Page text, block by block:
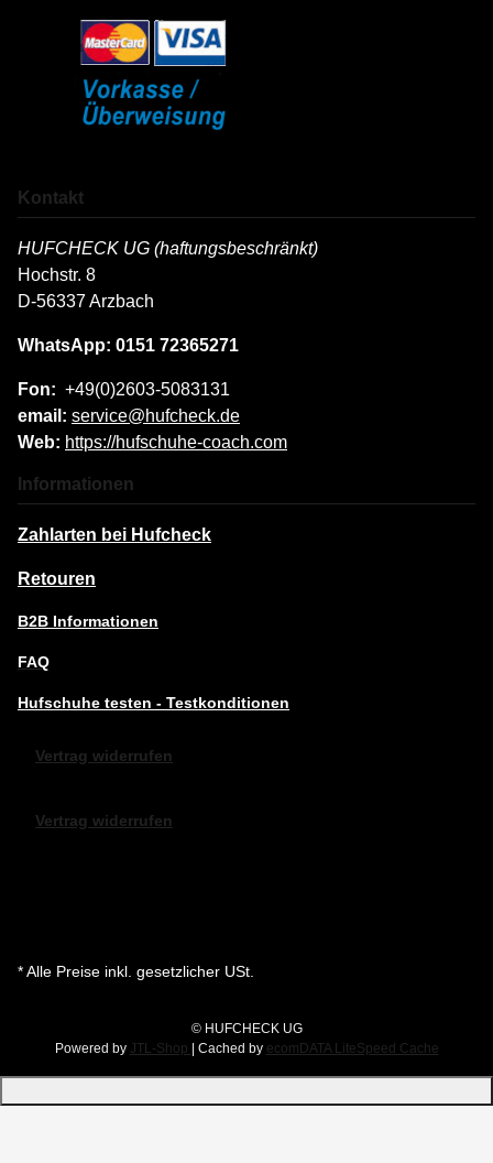
Kontakt
HUFCHECK UG (haftungsbeschränkt)
Hochstr. 8
D-56337 Arzbach
WhatsApp: 0151 72365271
Fon: +49(0)2603-5083131
email: service@hufcheck.de
Web: https://hufschuhe-coach.com
Informationen
Zahlarten bei Hufcheck
Retouren
B2B Informationen
FAQ
Hufschuhe testen - Testkonditionen
Vertrag widerrufen
Vertrag widerrufen
* Alle Preise inkl. gesetzlicher USt.
© HUFCHECK UG
Powered by JTL-Shop | Cached by ecomDATA LiteSpeed Cache